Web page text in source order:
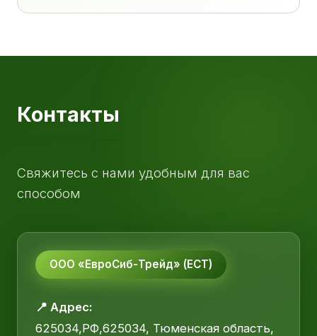
Контакты
Свяжитесь с нами удобным для вас
способом
ООО «ЕвроСиб-Трейд» (ЕСТ)
📍 Адрес:
625034,РФ,625034, Тюменская область,